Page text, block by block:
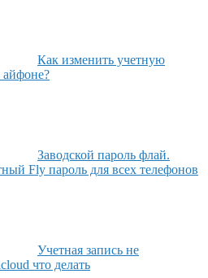
Как изменить учетную
айфоне?
Заводской пароль флай.
Fly пароль для всех телефонов
Учетная запись не
что делать